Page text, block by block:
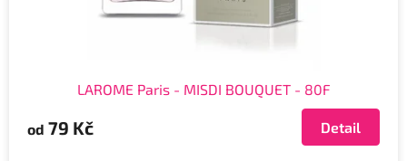
LAROME Paris - MISDI BOUQUET - 80F
od 79 Kč Detail